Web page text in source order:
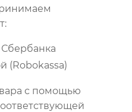
(Robokassa)
с помощью